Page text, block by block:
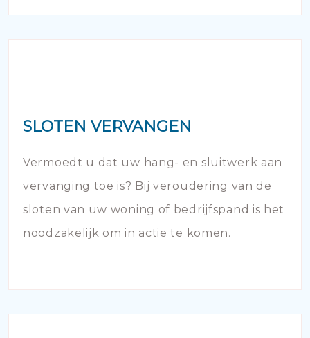
SLOTEN VERVANGEN
Vermoedt u dat uw hang- en sluitwerk aan
vervanging toe is? Bij veroudering van de
sloten van uw woning of bedrijfspand is het
noodzakelijk om in actie te komen.